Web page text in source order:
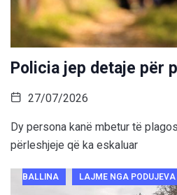
Policia jep detaje për
27/07/2026
Dy persona kanë mbetur të
përleshjeje që ka eskaluar
BALLINA LAJME NGA PODUJEVA